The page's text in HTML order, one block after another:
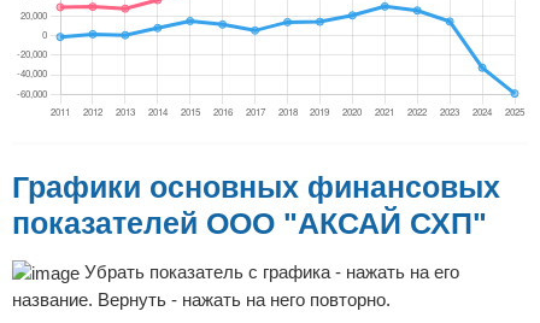
Графики основных финансовых
показателей ООО "АКСАЙ СХП"
Убрать показатель с графика - нажать на его
название. Вернуть - нажать на него повторно.